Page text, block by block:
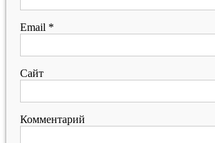
Email *
Сайт
Комментарий